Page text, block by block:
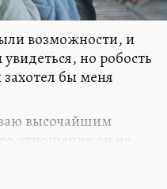
возможности, и
но робость
бы меня
высочайшим
отношения он не
То есть, имеет,